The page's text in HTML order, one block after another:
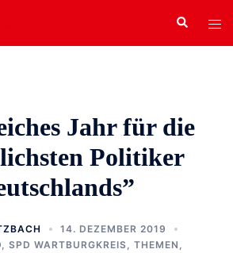
Search
Jahr für die
Politiker
14. DEZEMBER 2019
SPD WARTBURGKREIS THEMEN